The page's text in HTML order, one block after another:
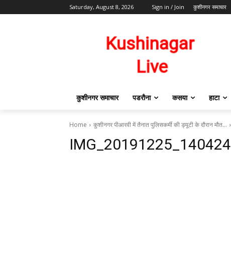
Saturday, August 8, 2026 Sign in / Join कुशीनगर समाचार
कुशीनगर समाचार पडरौना कसया हाटा
Home कुशीनगर पीआरवी में तैनात पुलिसकर्मी की ड्यूटी के दौरान मौत…
IMG_20191225_140424